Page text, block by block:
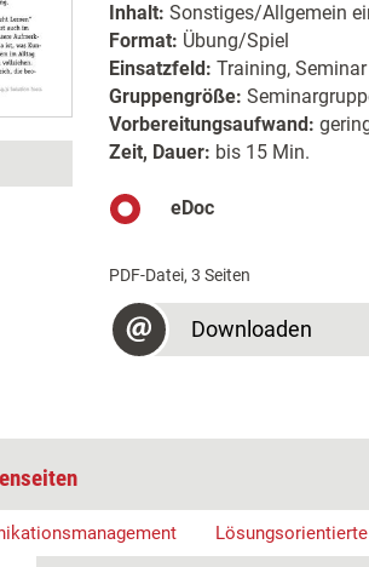
Inhalt: Sonstiges/Allgemein
Format: Übung/Spiel
Einsatzfeld: Training,
Gruppengröße:
Vorbereitungsaufwand:
Zeit, Dauer: bis 15 Min.
eDoc
PDF-Datei, 3 Seiten
Downloaden